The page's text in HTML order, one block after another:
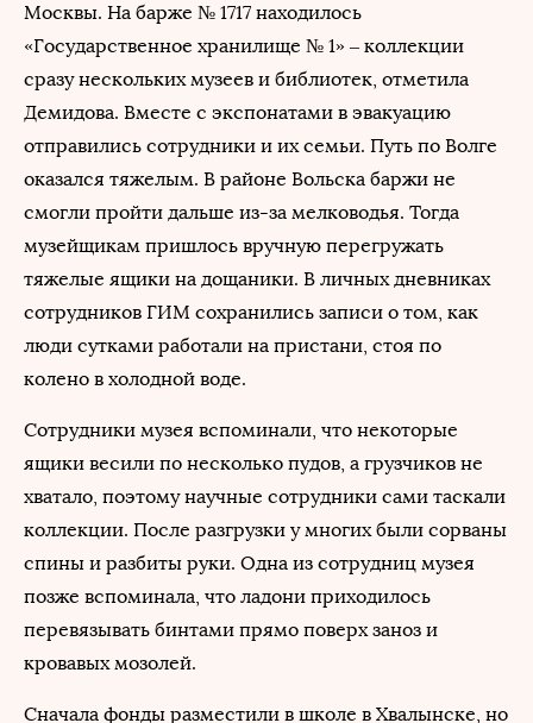
Москвы. На барже № 1717 находилось
«Государственное хранилище № 1» – коллекции
сразу нескольких музеев и библиотек, отметила
Демидова. Вместе с экспонатами в эвакуацию
отправились сотрудники и их семьи. Путь по Волге
оказался тяжелым. В районе Вольска баржи не
смогли пройти дальше из-за мелководья. Тогда
музейщикам пришлось вручную перегружать
тяжелые ящики на дощаники. В личных дневниках
сотрудников ГИМ сохранились записи о том, как
люди сутками работали на пристани, стоя по
колено в холодной воде.
Сотрудники музея вспоминали, что некоторые
ящики весили по несколько пудов, а грузчиков не
хватало, поэтому научные сотрудники сами таскали
коллекции. После разгрузки у многих были сорваны
спины и разбиты руки. Одна из сотрудниц музея
позже вспоминала, что ладони приходилось
перевязывать бинтами прямо поверх заноз и
кровавых мозолей.
Сначала фонды разместили в школе в Хвалынске, но